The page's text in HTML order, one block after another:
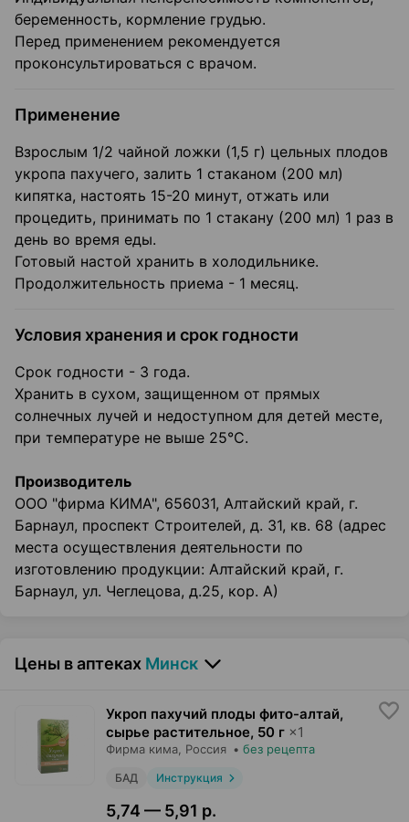
беременность, кормление грудью.
Перед применением рекомендуется
проконсультироваться с врачом.
Применение
Взрослым 1/2 чайной ложки (1,5 г) цельных плодов
укропа пахучего, залить 1 стаканом (200 мл)
кипятка, настоять 15-20 минут, отжать или
процедить, принимать по 1 стакану (200 мл) 1 раз в
день во время еды.
Готовый настой хранить в холодильнике.
Продолжительность приема - 1 месяц.
Условия хранения и срок годности
Срок годности - 3 года.
Хранить в сухом, защищенном от прямых
солнечных лучей и недоступном для детей месте,
при температуре не выше 25°С.
Производитель
ООО "фирма КИМА", 656031, Алтайский край, г.
Барнаул, проспект Строителей, д. 31, кв. 68 (адрес
места осуществления деятельности по
изготовлению продукции: Алтайский край, г.
Барнаул, ул. Чеглецова, д.25, кор. А)
Цены в аптеках Минск
Укроп пахучий плоды фито-алтай,
сырье растительное, 50 г ×1
Фирма кима, Россия • без рецепта
БАД Инструкция
5,74 — 5,91 р.